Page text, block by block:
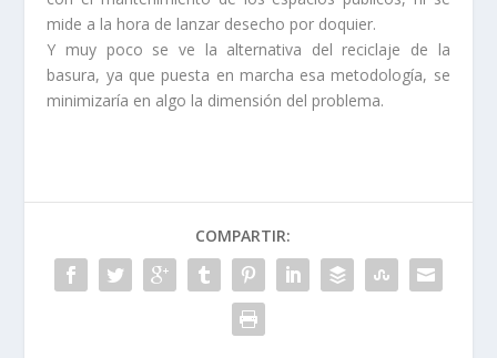
mide a la hora de lanzar desecho por doquier.
Y muy poco se ve la alternativa del reciclaje de la
basura, ya que puesta en marcha esa metodología, se
minimizaría en algo la dimensión del problema.
COMPARTIR: